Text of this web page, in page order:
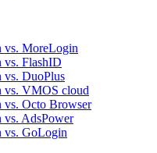
MoreLogin
FlashID
DuoPlus
vs. VMOS cloud
Octo Browser
AdsPower
vs. GoLogin